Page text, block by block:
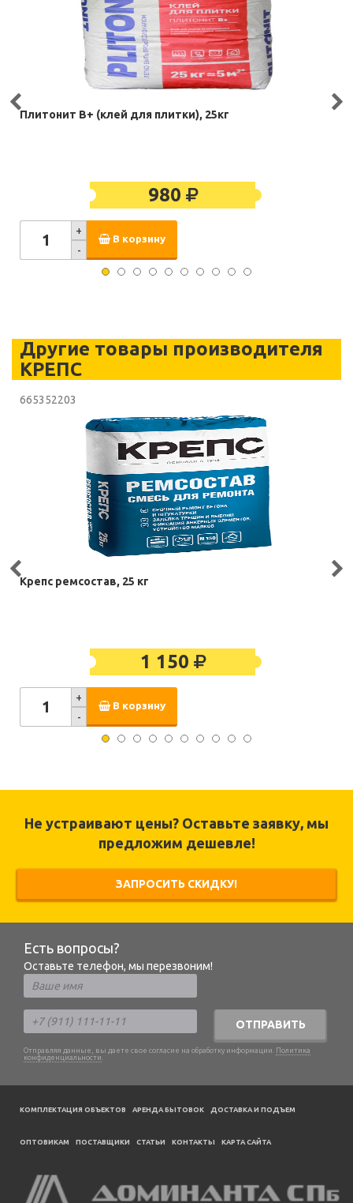
Плитонит В+ (клей для плитки), 25кг
980
+
-
В корзину
Другие товары производителя
КРЕПС
665352203
Крепс ремсостав, 25 кг
1 150
+
-
В корзину
Не устраивают цены? Оставьте заявку, мы
предложим дешевле!
ЗАПРОСИТЬ СКИДКУ!
Есть вопросы?
Оставьте телефон, мы перезвоним!
ОТПРАВИТЬ
Отправляя данные, вы даете свое согласие на обработку информации. Политика
конфиденциальности .
КОМПЛЕКТАЦИЯ ОБЪЕКТОВ АРЕНДА БЫТОВОК ДОСТАВКА И ПОДЪЕМ
ОПТОВИКАМ ПОСТАВЩИКИ CТАТЬИ КОНТАКТЫ КАРТА САЙТА